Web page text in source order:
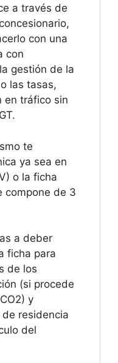
a través de
con una
con
gestión de la
las tasas,
en tráfico sin
te
ya sea en
o la ficha
compone de 3
a deber
ficha para
de los
(si procede
y
residencia
del